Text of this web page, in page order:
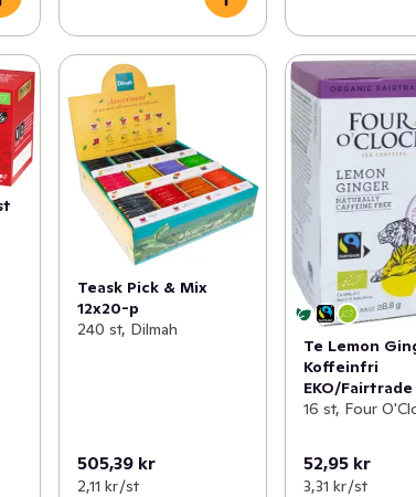
Teask Pick & Mix
12x20-p
240 st, Dilmah
505,39 kr
2,11 kr /st
Te Lemon
Koffeinfri
EKO/Fairtrade
16 st, Four
52,95 kr
3,31 kr /st